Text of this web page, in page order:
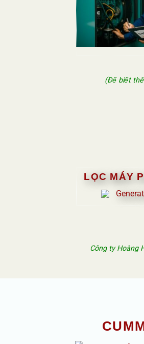
(Để biết
LỌC MÁY
Công ty Hoàng